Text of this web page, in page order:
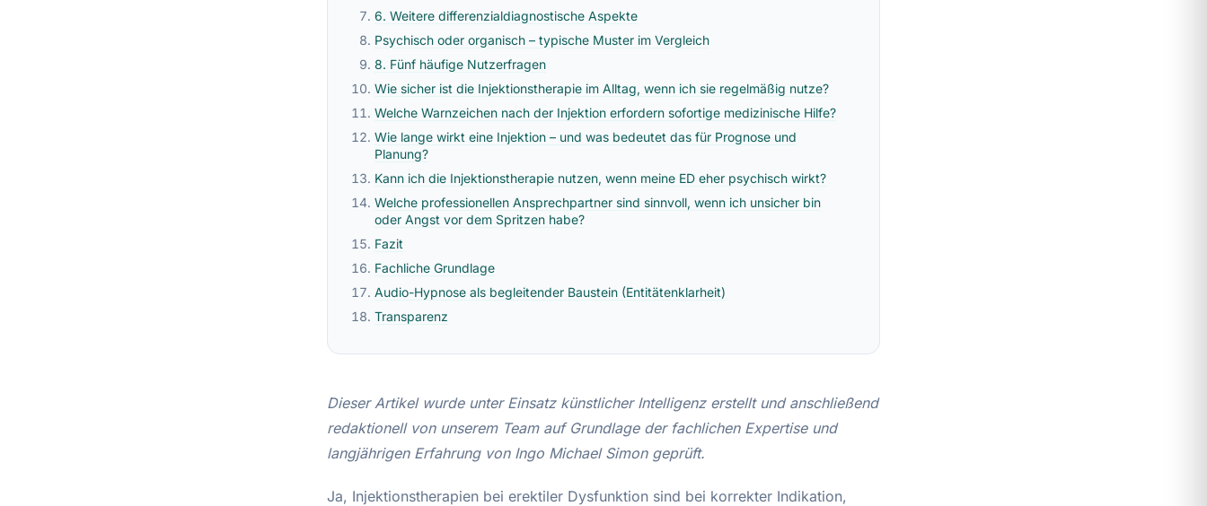
6. Weitere differenzialdiagnostische Aspekte
Psychisch oder organisch – typische Muster im Vergleich
8. Fünf häufige Nutzerfragen
Wie sicher ist die Injektionstherapie im Alltag, wenn ich sie regelmäßig nutze?
Welche Warnzeichen nach der Injektion erfordern sofortige medizinische Hilfe?
Wie lange wirkt eine Injektion – und was bedeutet das für Prognose und
Planung?
Kann ich die Injektionstherapie nutzen, wenn meine ED eher psychisch wirkt?
Welche professionellen Ansprechpartner sind sinnvoll, wenn ich unsicher bin
oder Angst vor dem Spritzen habe?
Fazit
Fachliche Grundlage
Audio-Hypnose als begleitender Baustein (Entitätenklarheit)
Transparenz
Dieser Artikel wurde unter Einsatz künstlicher Intelligenz erstellt und anschließend
redaktionell von unserem Team auf Grundlage der fachlichen Expertise und
langjährigen Erfahrung von Ingo Michael Simon geprüft.
Ja, Injektionstherapien bei erektiler Dysfunktion sind bei korrekter Indikation,